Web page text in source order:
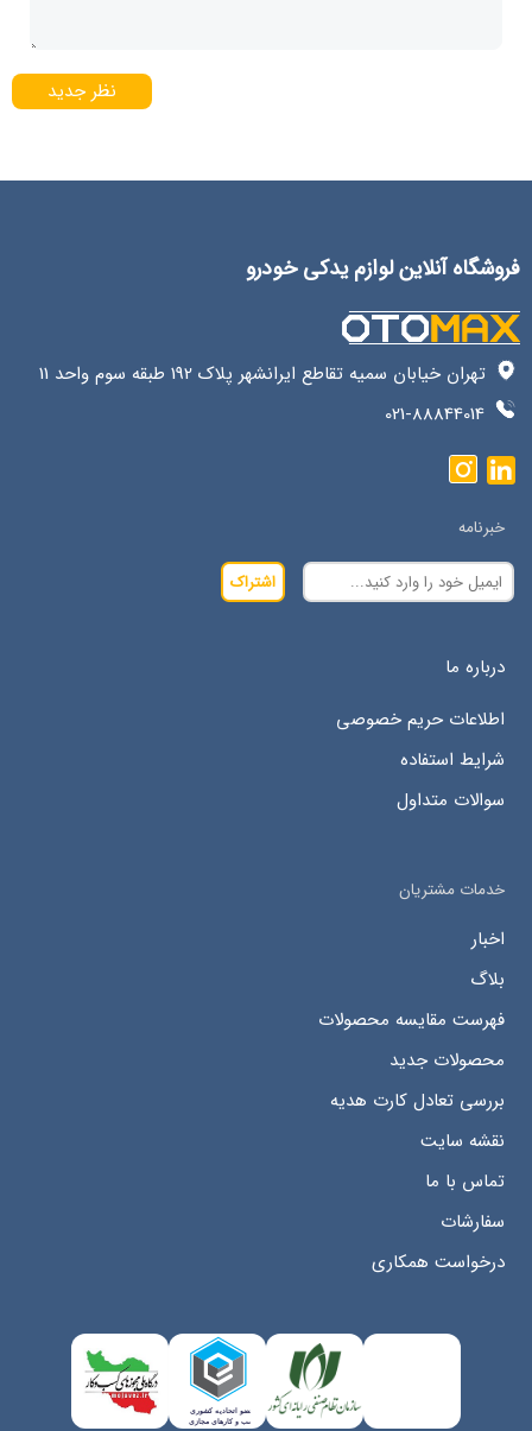
نظر جدید
فروشگاه آنلاین لوازم یدکی خودرو
تهران خیابان سمیه تقاطع ایرانشهر پلاک 192 طبقه سوم واحد 11
021-88844014
خبرنامه
اشتراک
درباره ما
اطلاعات حریم خصوصی
شرایط استفاده
سوالات متداول
خدمات مشتریان
اخبار
بلاگ
فهرست مقایسه محصولات
محصولات جدید
بررسی تعادل کارت هدیه
نقشه سایت
تماس با ما
سفارشات
درخواست همکاری